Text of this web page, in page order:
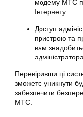
модему МТС
Інтернету.
Доступ
пристрою та
вам
адміністратора.
Перевіривши ці
зможете уникнути
забезпечити
МТС.